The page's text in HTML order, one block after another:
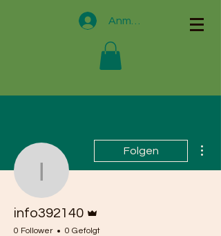
Anmelden
info392140
Folgen
info392140
0 Follower 0 Gefolgt